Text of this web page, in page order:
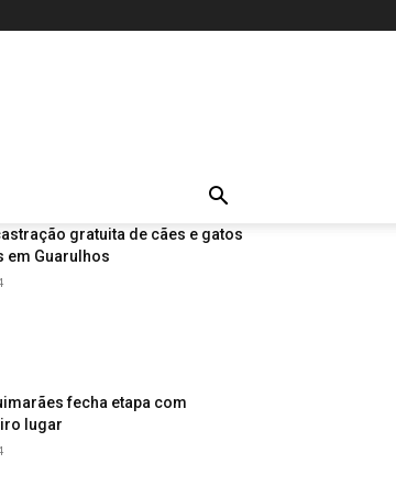
gratuita de cães e gatos
em Guarulhos
fecha etapa com
lugar